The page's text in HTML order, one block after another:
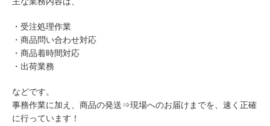
・受注処理作業
・商品問い合わせ対応
・商品着時間対応
・出荷業務
などです。
事務作業に加え、商品の発送⇒現場へのお届けまでを、速く正確
に行っています！